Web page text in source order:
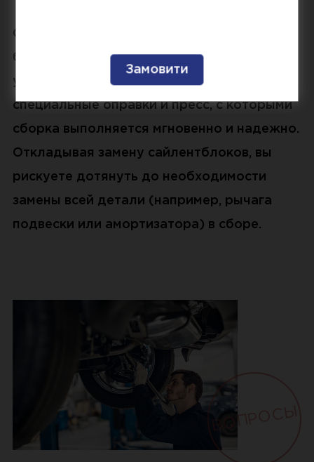
СТО OneCar предлагает своевременно и
быстро заменить сайлентблоки любого
узла. Для запрессовки используются
специальные оправки и пресс, с которыми
сборка выполняется мгновенно и надежно.
Откладывая замену сайлентблоков, вы
рискуете дотянуть до необходимости
замены всей детали (например, рычага
подвески или амортизатора) в сборе.
ВОПРОСЫ